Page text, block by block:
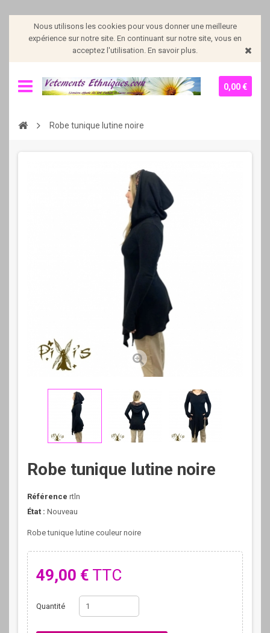
Nous utilisons les cookies pour vous donner une meilleure
expérience sur notre site. En continuant sur notre site, vous en
acceptez l'utilisation. En savoir plus.
0,00 €
Robe tunique lutine noire
Robe tunique lutine noire
Référence rtln
État : Nouveau
Robe tunique lutine couleur noire
49,00 € TTC
Quantité